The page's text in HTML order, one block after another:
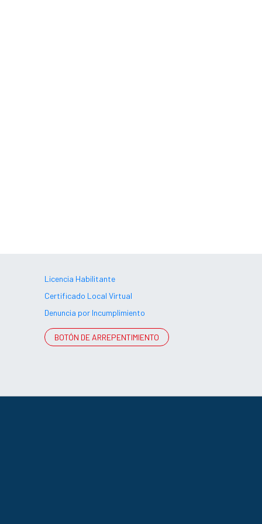
Licencia Habilitante
Certificado Local Virtual
Denuncia por Incumplimiento
BOTÓN DE ARREPENTIMIENTO